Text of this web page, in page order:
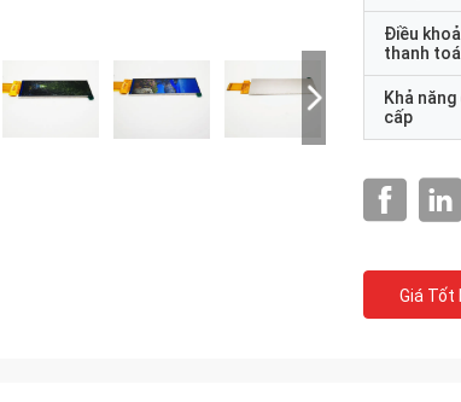
Điều
thanh
Khả
cấp
Giá Tốt